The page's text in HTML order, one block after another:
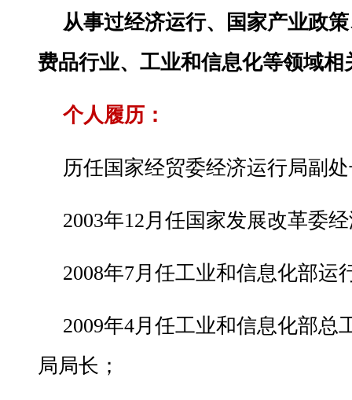
从事过经济运行、国家产业政
费品行业、工业和信息化等领域相
个人履历：
历任国家经贸委经济运行局副
2003年12月任国家发展改革委
2008年7月任工业和信息化部运
2009年4月任工业和信息化部总
局局长；